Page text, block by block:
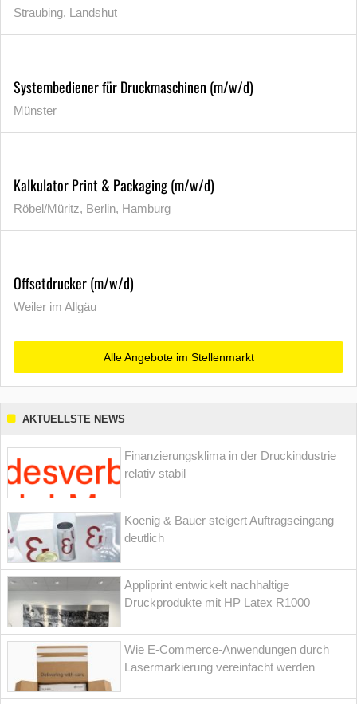
Straubing, Landshut
Systembediener für Druckmaschinen (m/w/d)
Münster
Kalkulator Print & Packaging (m/w/d)
Röbel/Müritz, Berlin, Hamburg
Offsetdrucker (m/w/d)
Weiler im Allgäu
Alle Angebote im Stellenmarkt
AKTUELLSTE NEWS
Finanzierungsklima in der Druckindustrie
relativ stabil
Koenig & Bauer steigert Auftragseingang
deutlich
Appliprint entwickelt nachhaltige
Druckprodukte mit HP Latex R1000
Wie E-Commerce-Anwendungen durch
Lasermarkierung vereinfacht werden